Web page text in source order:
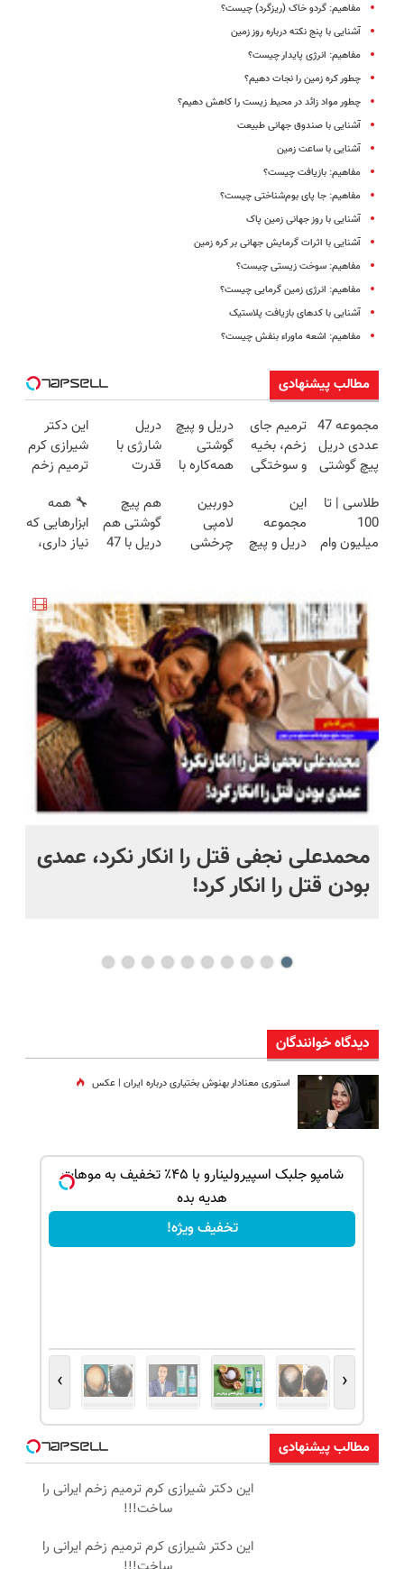
مفاهیم: گردو خاک (ریزگرد) چیست؟
آشنایی با پنج نکته درباره روز زمین
مفاهیم: انرژی پایدار چیست؟
چطور کره زمین را نجات دهیم؟
چطور مواد زائد در محیط زیست را کاهش دهیم؟
آشنایی با صندوق جهانی طبیعت
آشنایی با ساعت زمین
مفاهیم: بازیافت چیست؟
مفاهیم: جا پای بوم‌شناختی چیست؟
آشنایی با روز جهانی زمین پاک
آشنایی با اثرات گرمایش جهانی بر کره زمین
مفاهیم: سوخت زیستی چیست؟
مفاهیم: انرژی زمین گرمایی چیست؟
آشنایی با کدهای بازیافت پلاستیک
مفاهیم: اشعه ماوراء بنفش چیست؟
مطالب پیشنهادی
مجموعه 47
عددی دریل
پیچ گوشتی
(تخفیف به
مدت
محدود)
ترمیم جای
زخم، بخیه
و سوختگی
هفته!!😍
دریل و پیچ
گوشتی
همه‌کاره با
هوشمند ⚙️
(نصف
قیمت بازار
دریل
شارژی با
قدرت
(مجموعه47عددی
با گارانتی
تعویض)
این دکتر
شیرازی کرم
ترمیم زخم
ساخت!!!
طلاسی | تا
100
میلیون وام
نام کن!
این
مجموعه
دریل و پیچ
نصف قیمت
بخر!😉
دوربین
لامپی
چرخشی
حراج شد🔥
پرداخت
درب منزل
هم پیچ
گوشتی هم
دریل با 47
تخفیف داره
بخرش!🔥
🔧 همه
ابزارهایی که
نیاز داری،
تخفیف به
مدت
محدود
محمدعلی نجفی قتل را انکار نکرد، عمدی
بودن قتل را انکار کرد!
دیدگاه خوانندگان
استوری معنادار بهنوش بختیاری درباره ایران | عکس
شامپو جلبک اسپیرولینارو با ۴۵٪ تخفیف به موهات
هدیه بده
تخفیف ویژه!
‹
›
مطالب پیشنهادی
این دکتر شیرازی کرم ترمیم زخم ایرانی را
ساخت!!!
این دکتر شیرازی کرم ترمیم زخم ایرانی را